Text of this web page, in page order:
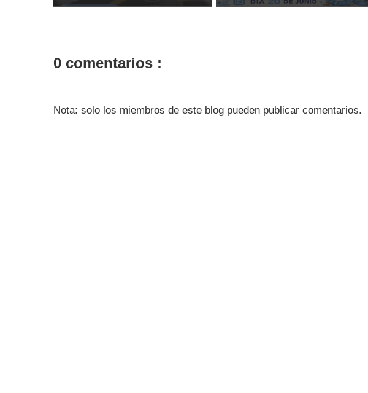
0 comentarios :
Nota: solo los miembros de este blog pueden publicar comentarios.